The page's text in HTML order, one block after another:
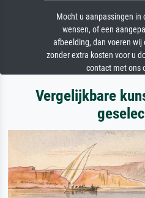
Mocht u aanpassingen in
wensen, of een
afbeelding, dan voeren wij
zonder extra kosten voor u
contact met ons
Vergelijkbare